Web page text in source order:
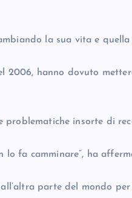
la sua vita e
2006, hanno dovuto
problematiche insorte di
lo fa camminare”, ha
parte del mondo